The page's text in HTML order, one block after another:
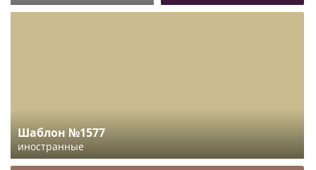
Шаблон №1577
иностранные